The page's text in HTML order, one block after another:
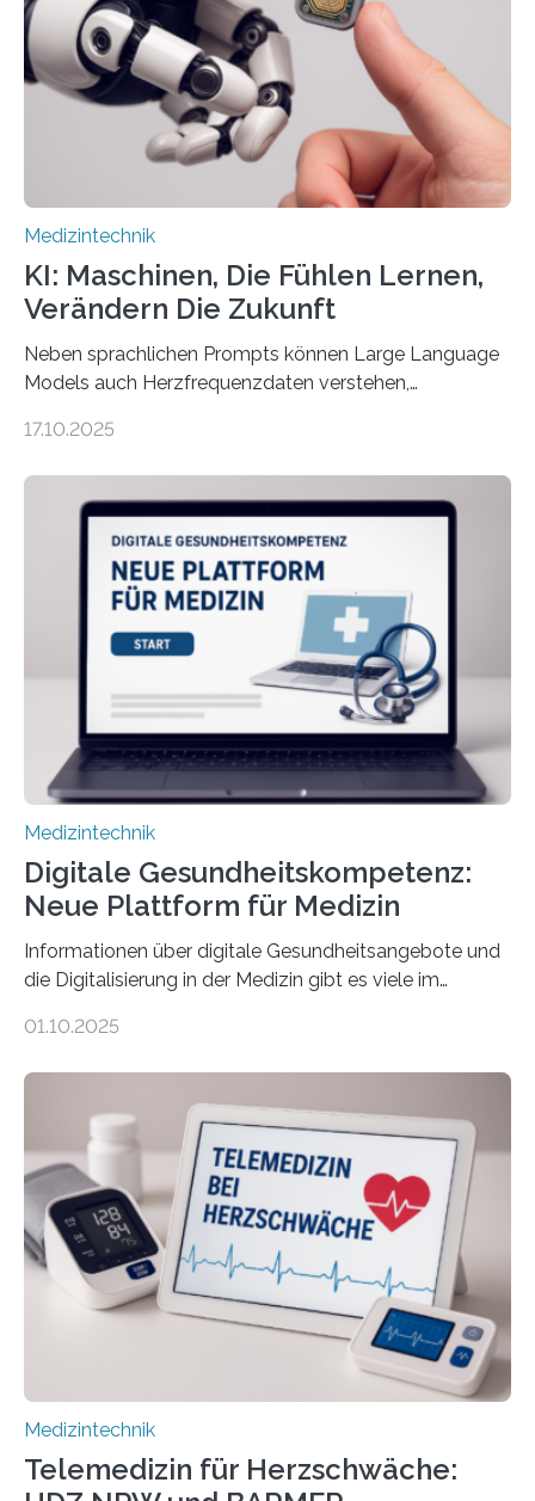
die Entwicklung eines berührungslosen
Assistenzsystems, das den Zustand der Person
kontinuierlich erfasst, pflegende Personen unterstützt
und in Notfällen selbstständig Alarm schlägt. „Die Idee
Medizintechnik
KI: Maschinen, Die Fühlen Lernen,
Verändern Die Zukunft
Neben sprachlichen Prompts können Large Language
Models auch Herzfrequenzdaten verstehen,
haben Dr. Morris Gellisch, ehemals an der Ruhr-
und Boris Burr von der Ruhr-Universität Bochum in
dafür eine technische Schnittstelle, über die
physiologische Daten in Echtzeit an das Sprachmodell
übermittelt werden können. Die Künstliche Intelligenz
kann dadurch auch die Sprache des Körpers
einbeziehen, auf die Menschen keinen bewussten
Einfluss nehmen. Das eröffnet…
17.10.2025
Medizintechnik
Digitale Gesundheitskompetenz:
Neue Plattform für Medizin
Informationen über digitale Gesundheitsangebote und
die Digitalisierung in der Medizin gibt es viele im
seriösen und wissenschaftlich abgesicherten Inhalten?
Forscherinnen der Technischen Universität Dresden
(TUD) richtet sich das Portal sowohl an Patientinnen
und Patienten, aber ebenso an medizinisches
Fachpersonal. Für all diese Zielgruppen bietet sie
speziell zugeschnittene Informationen, um deren
digitale Gesundheitskompetenz zu steigern. MiHUBx ist
01.10.2025
Medizintechnik
Telemedizin für Herzschwäche: